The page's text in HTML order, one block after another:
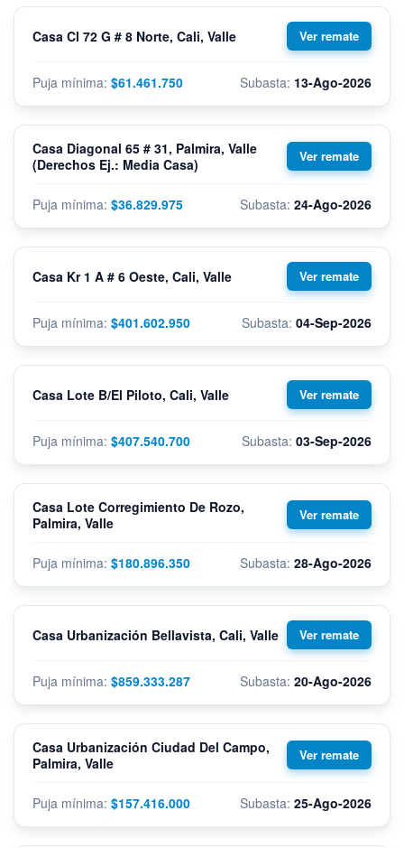
$61.461.750
Casa Cl 72 G # 8 Norte, Cali, Valle
13-Ago-2026
$36.829.975
Casa Diagonal 65 # 31, Palmira, Valle
(Derechos Ej.: Media Casa)
24-Ago-2026
$401.602.950
Casa Kr 1 A # 6 Oeste, Cali, Valle
04-Sep-2026
$407.540.700
Casa Lote B/El Piloto, Cali, Valle
03-Sep-2026
$180.896.350
Casa Lote Corregimiento De Rozo,
Palmira, Valle
28-Ago-2026
$859.333.287
Casa Urbanización Bellavista, Cali, Valle
20-Ago-2026
$157.416.000
Casa Urbanización Ciudad Del Campo,
Palmira, Valle
25-Ago-2026